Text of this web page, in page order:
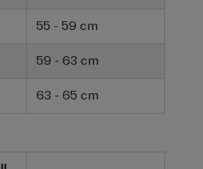
55 - 59 cm
59 - 63 cm
63 - 65 cm